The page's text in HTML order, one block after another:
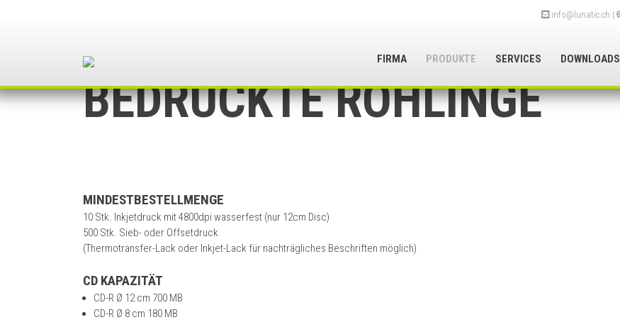
info@lunatic.ch |
FIRMA PRODUKTE SERVICES DOWNLOADS
BEDRUCKTE ROHLINGE
MINDESTBESTELLMENGE
10 Stk. Inkjetdruck mit 4800dpi wasserfest (nur 12cm Disc)
500 Stk. Sieb- oder Offsetdruck
(Thermotransfer-Lack oder Inkjet-Lack für nachträgliches Beschriften möglich)
CD KAPAZITÄT
CD-R Ø 12 cm 700 MB
CD-R Ø 8 cm 180 MB